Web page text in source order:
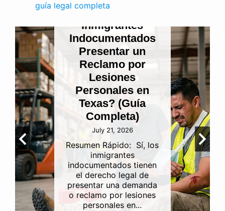
guía legal completa
¿Pueden los
Inmigrantes
Indocumentados
Presentar un
Reclamo por
Lesiones
Personales en
Texas? (Guía
Completa)
July 21, 2026
Resumen Rápido: Sí, los
inmigrantes
indocumentados tienen
el derecho legal de
presentar una demanda
o reclamo por lesiones
personales en...